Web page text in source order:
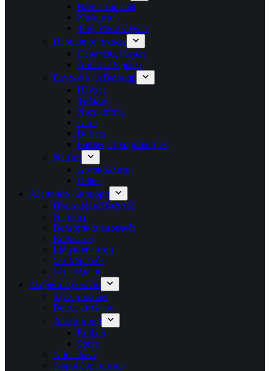
Base / Top coat
Χρώματα
Φουρνάκια νυχιών
Περιποίηση άκρων
Θεραπείες νυχιών
Λοσιόν / Κρέμες
Εργαλεία / Αξεσουάρ
Πένσες
Ψαλίδια
Νυχοκόπτες
Λίμες
Buffers
Ράσπες / Ελαφρόπετρες
Nail art
Αυτοκόλλητα
Glitter
Αξεσουάρ / Διάφορα
Πορτοφόλια/Τσάντες
Νεσεσέρ
Βαλιτσάκια ομορφιάς
Καθρέπτες
Είδη καπνιστού
Σέτ Μπρελόκ
Σέτ Ταξιδίου
Ανδρικά Προιόντα
Τζέλ μαλλιών
Βαφές μαλλιών
Αποσμητικά
Roll on
Spray
After shave
Αφροί ξυρίσματος